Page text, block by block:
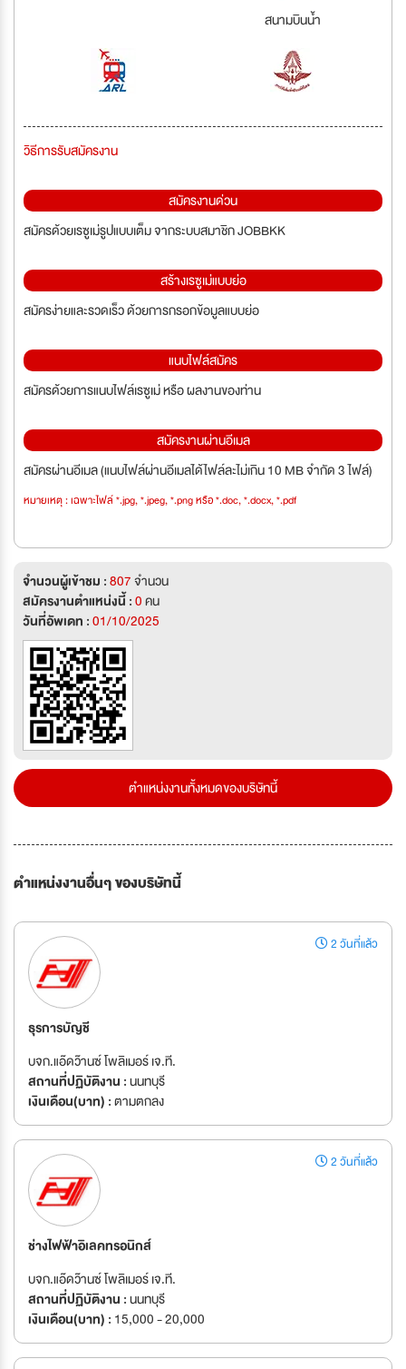
สนามบินน้ำ
วิธีการรับสมัครงาน
สมัครงานด่วน
สมัครด้วยเรซูเม่รูปแบบเต็ม จากระบบสมาชิก JOBBKK
สร้างเรซูเม่แบบย่อ
สมัครง่ายและรวดเร็ว ด้วยการกรอกข้อมูลแบบย่อ
แนบไฟล์สมัคร
สมัครด้วยการแนบไฟล์เรซูเม่ หรือ ผลงานของท่าน
สมัครงานผ่านอีเมล
สมัครผ่านอีเมล (แนบไฟล์ผ่านอีเมลได้ไฟล์ละไม่เกิน 10 MB จำกัด 3 ไฟล์)
หมายเหตุ : เฉพาะไฟล์ *.jpg, *.jpeg, *.png หรือ *.doc, *.docx, *.pdf
จำนวนผู้เข้าชม :807จำนวน
สมัครงานตำแหน่งนี้ :0คน
วันที่อัพเดท :01/10/2025
ตำแหน่งงานทั้งหมดของบริษัทนี้
ตำแหน่งงานอื่นๆ ของบริษัทนี้
2 วันที่แล้ว
ธุรการบัญชี
บจก.แอ๊ดว๊านซ์ โพลิเมอร์ เจ.ที.
สถานที่ปฏิบัติงาน :นนทบุรี
เงินเดือน(บาท) :ตามตกลง
2 วันที่แล้ว
ช่างไฟฟ้าอิเลคทรอนิกส์
บจก.แอ๊ดว๊านซ์ โพลิเมอร์ เจ.ที.
สถานที่ปฏิบัติงาน :นนทบุรี
เงินเดือน(บาท) : 15,000 - 20,000